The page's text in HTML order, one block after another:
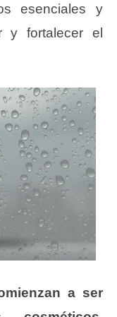
esenciales y
y fortalecer el
a ser